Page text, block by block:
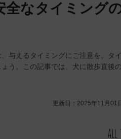
なタイミング
与えるタイミングにご注意を。タ
う。この記事では、犬に散歩直後
更新日： 2025年11月01